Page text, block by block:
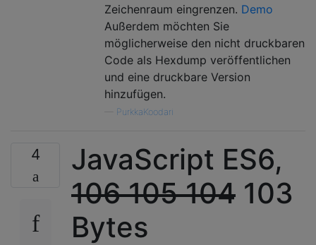
Zeichenraum eingrenzen. Demo
Außerdem möchten Sie
möglicherweise den nicht druckbaren
Code als Hexdump veröffentlichen
und eine druckbare Version
hinzufügen.
PurkkaKoodari
4
JavaScript ES6,
106105104 103
Bytes